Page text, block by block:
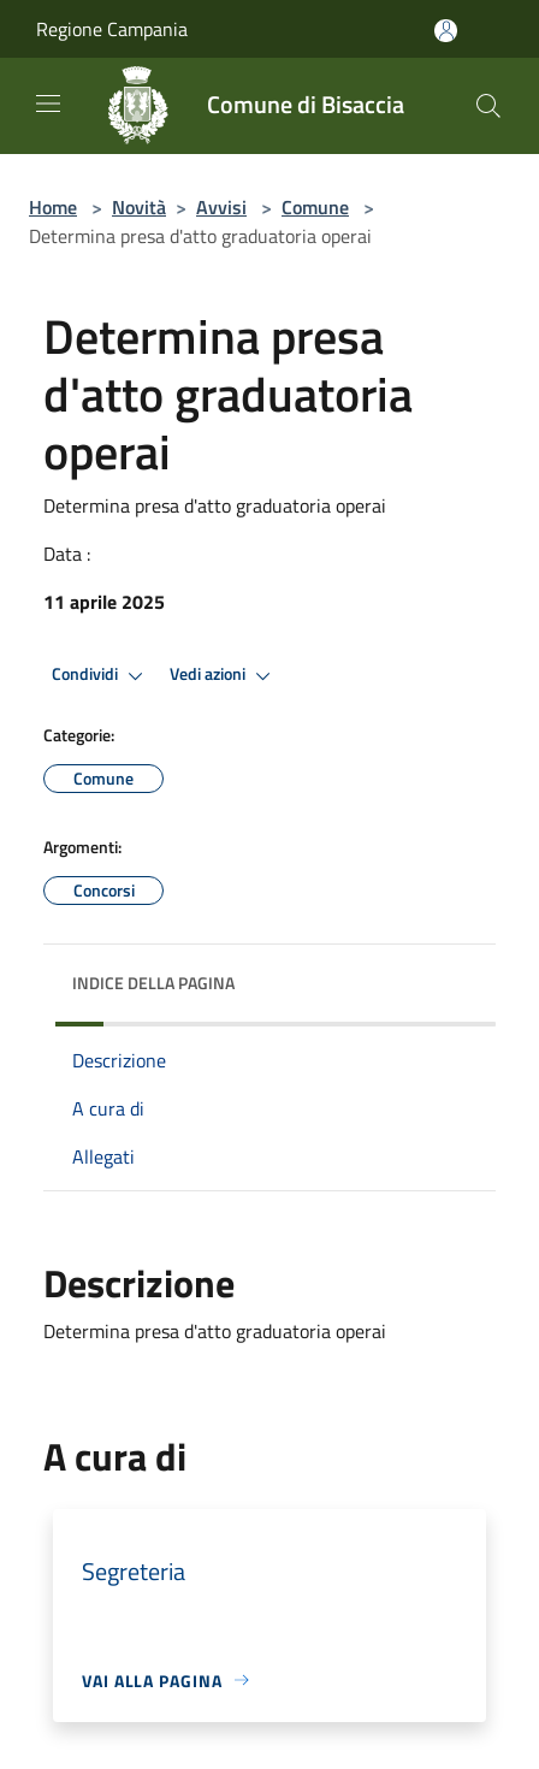
Regione Campania
Comune di Bisaccia
Home > Novità > Avvisi > Comune >
Determina presa d'atto graduatoria operai
Determina presa
d'atto graduatoria
operai
Determina presa d'atto graduatoria operai
Data :
11 aprile 2025
Condividi Vedi azioni
Categorie:
Comune
Argomenti:
Concorsi
INDICE DELLA PAGINA
Descrizione
A cura di
Allegati
Descrizione
Determina presa d'atto graduatoria operai
A cura di
Segreteria
VAI ALLA PAGINA